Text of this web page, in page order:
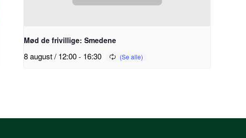
Mød de frivillige: Smedene
8 august / 12:00- 16:30